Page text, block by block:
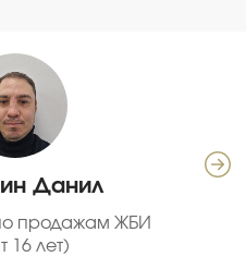
Данил
продажам ЖБИ
16 лет)